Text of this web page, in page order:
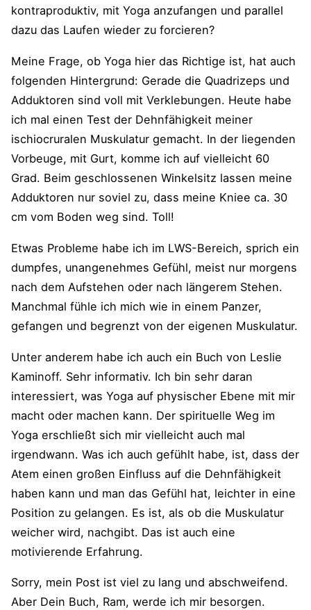
kontraproduktiv, mit Yoga anzufangen und parallel
dazu das Laufen wieder zu forcieren?
Meine Frage, ob Yoga hier das Richtige ist, hat auch
folgenden Hintergrund: Gerade die Quadrizeps und
Adduktoren sind voll mit Verklebungen. Heute habe
ich mal einen Test der Dehnfähigkeit meiner
ischiocruralen Muskulatur gemacht. In der liegenden
Vorbeuge, mit Gurt, komme ich auf vielleicht 60
Grad. Beim geschlossenen Winkelsitz lassen meine
Adduktoren nur soviel zu, dass meine Kniee ca. 30
cm vom Boden weg sind. Toll!
Etwas Probleme habe ich im LWS-Bereich, sprich ein
dumpfes, unangenehmes Gefühl, meist nur morgens
nach dem Aufstehen oder nach längerem Stehen.
Manchmal fühle ich mich wie in einem Panzer,
gefangen und begrenzt von der eigenen Muskulatur.
Unter anderem habe ich auch ein Buch von Leslie
Kaminoff. Sehr informativ. Ich bin sehr daran
interessiert, was Yoga auf physischer Ebene mit mir
macht oder machen kann. Der spirituelle Weg im
Yoga erschließt sich mir vielleicht auch mal
irgendwann. Was ich auch gefühlt habe, ist, dass der
Atem einen großen Einfluss auf die Dehnfähigkeit
haben kann und man das Gefühl hat, leichter in eine
Position zu gelangen. Es ist, als ob die Muskulatur
weicher wird, nachgibt. Das ist auch eine
motivierende Erfahrung.
Sorry, mein Post ist viel zu lang und abschweifend.
Aber Dein Buch, Ram, werde ich mir besorgen.